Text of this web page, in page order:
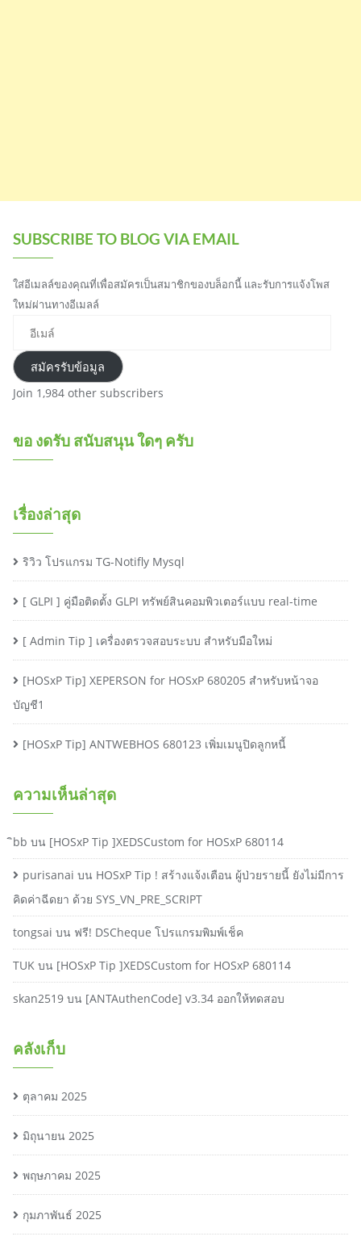
SUBSCRIBE TO BLOG VIA EMAIL
ใส่อีเมลล์ของคุณที่เพื่อสมัครเป็นสมาชิกของบล็อกนี้ และรับการแจ้งโพส
ใหม่ผ่านทางอีเมลล์
สมัครรับข้อมูล
Join 1,984 other subscribers
ขอ งดรับ สนับสนุน ใดๆ ครับ
เรื่องล่าสุด
ริวิว โปรแกรม TG-Notifly Mysql
[ GLPI ] คู่มือติดตั้ง GLPI ทรัพย์สินคอมพิวเตอร์แบบ real-time
[ Admin Tip ] เครื่องตรวจสอบระบบ สำหรับมือใหม่
[HOSxP Tip] XEPERSON for HOSxP 680205 สำหรับหน้าจอ
บัญชี1
[HOSxP Tip] ANTWEBHOS 680123 เพิ่มเมนูปิดลูกหนี้
ความเห็นล่าสุด
ิbb บน [HOSxP Tip ]XEDSCustom for HOSxP 680114
purisanai บน HOSxP Tip ! สร้างแจ้งเตือน ผู้ป่วยรายนี้ ยังไม่มีการ
คิดค่าฉีดยา ด้วย SYS_VN_PRE_SCRIPT
tongsai บน ฟรี! DSCheque โปรแกรมพิมพ์เช็ค
TUK บน [HOSxP Tip ]XEDSCustom for HOSxP 680114
skan2519 บน [ANTAuthenCode] v3.34 ออกให้ทดสอบ
คลังเก็บ
ตุลาคม 2025
มิถุนายน 2025
พฤษภาคม 2025
กุมภาพันธ์ 2025